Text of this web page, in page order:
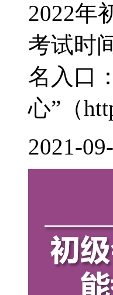
2022年
考试时
名入口
心”（
2021-